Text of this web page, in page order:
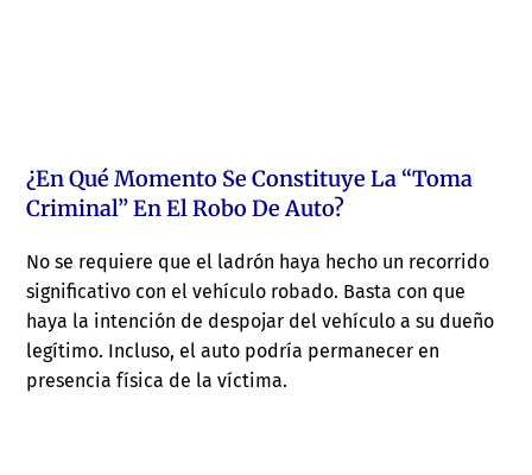
¿En Qué Momento Se Constituye La “toma
Criminal” En El Robo De Auto?
No se requiere que el ladrón haya hecho un recorrido
significativo con el vehículo robado. Basta con que
haya la intención de despojar del vehículo a su dueño
legítimo. Incluso, el auto podría permanecer en
presencia física de la víctima.